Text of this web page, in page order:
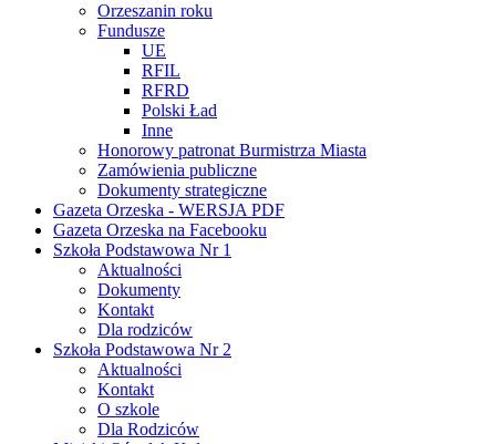
Orzeszanin roku
Fundusze
UE
RFIL
RFRD
Polski Ład
Inne
Honorowy patronat Burmistrza Miasta
Zamówienia publiczne
Dokumenty strategiczne
Gazeta Orzeska - WERSJA PDF
Gazeta Orzeska na Facebooku
Szkoła Podstawowa Nr 1
Aktualności
Dokumenty
Kontakt
Dla rodziców
Szkoła Podstawowa Nr 2
Aktualności
Kontakt
O szkole
Dla Rodziców